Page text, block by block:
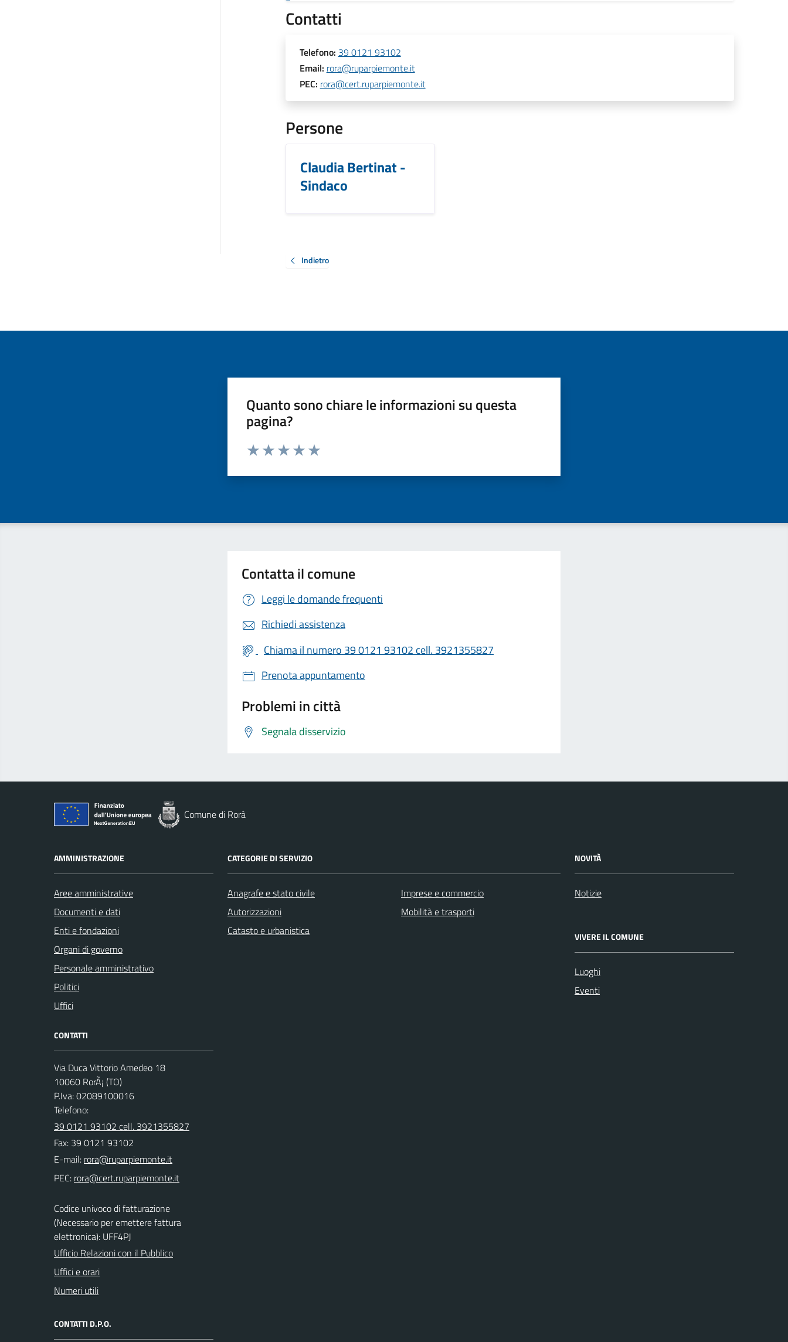
Contatti
Telefono: 39 0121 93102
Email: rora@ruparpiemonte.it
PEC: rora@cert.ruparpiemonte.it
Persone
Claudia Bertinat -
Sindaco
Indietro
Quanto sono chiare le informazioni su questa
pagina?
Valuta da 1 a 5 stelle la pagina
Contatta il comune
Leggi le domande frequenti
Richiedi assistenza
Chiama il numero 39 0121 93102 cell. 3921355827
Prenota appuntamento
Problemi in città
Segnala disservizio
Comune di Rorà
AMMINISTRAZIONE
Aree amministrative
Documenti e dati
Enti e fondazioni
Organi di governo
Personale amministrativo
Politici
Uffici
CATEGORIE DI SERVIZIO
Anagrafe e stato civile
Autorizzazioni
Catasto e urbanistica
Imprese e commercio
Mobilità e trasporti
NOVITÀ
Notizie
VIVERE IL COMUNE
Luoghi
Eventi
CONTATTI
Via Duca Vittorio Amedeo 18
10060 RorÃ¡ (TO)
P.Iva: 02089100016
Telefono:
39 0121 93102 cell. 3921355827
Fax: 39 0121 93102
E-mail:
PEC:
Codice univoco di fatturazione
(Necessario per emettere fattura
elettronica): UFF4PJ
Ufficio Relazioni con il Pubblico
Uffici e orari
Numeri utili
CONTATTI D.P.O.